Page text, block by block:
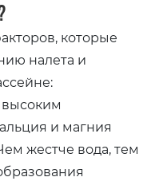
которые
налета и
высоким
и магния
жестче вода, тем